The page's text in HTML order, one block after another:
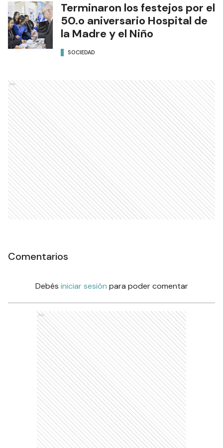
Terminaron los festejos por el
50.o aniversario Hospital de
la Madre y el Niño
SOCIEDAD
Ads
Comentarios
Debés iniciar sesión para poder comentar
Ads